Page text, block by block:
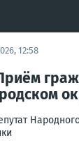
12:58